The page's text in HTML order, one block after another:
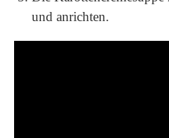
und anrichten.